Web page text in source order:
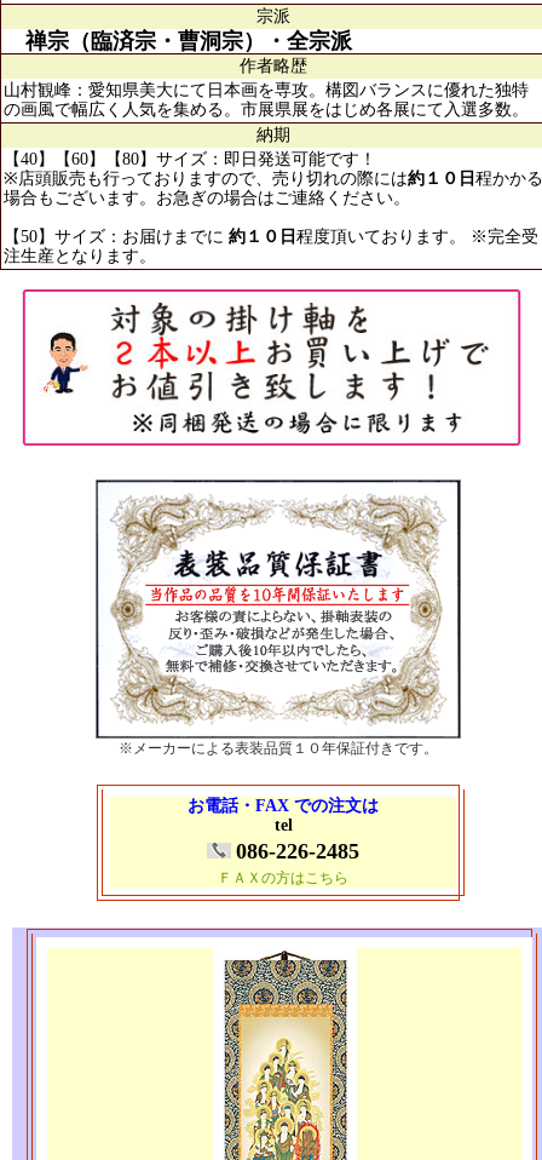
宗派
禅宗（臨済宗・曹洞宗）・全宗派
作者略歴
山村観峰：愛知県美大にて日本画を専攻。構図バランスに優れた独特
の画風で幅広く人気を集める。市展県展をはじめ各展にて入選多数。
納期
【40】【60】【80】サイズ：即日発送可能です！
※店頭販売も行っておりますので、売り切れの際には約１０日 程かかる
場合もございます。お急ぎの場合はご連絡ください。
【50】サイズ：お届けまでに 約１０日 程度頂いております。 ※完全受
注生産となります。
※メーカーによる表装品質１０年保証付きです。
お電話・FAX での注文は
tel
086-226-2485
ＦＡＸの方はこちら